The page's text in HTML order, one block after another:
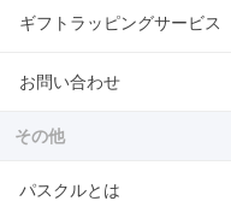
ギフトラッピングサービス
お問い合わせ
その他
パスクルとは